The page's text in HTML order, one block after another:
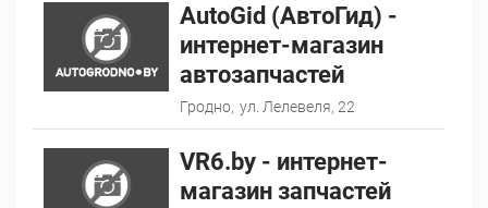
AutoGid (АвтоГид) -
интернет-магазин
автозапчастей
Гродно, ул. Лелевеля, 22
VR6.by - интернет-
магазин запчастей